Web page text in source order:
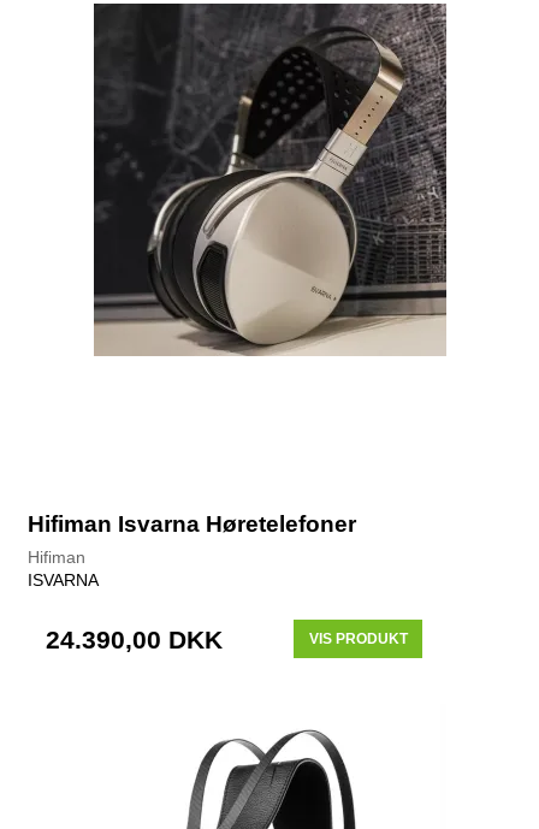
Hifiman Isvarna Høretelefoner
Hifiman
ISVARNA
24.390,00 DKK VIS PRODUKT